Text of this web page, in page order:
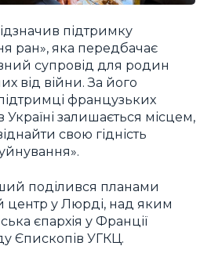
підтримку
ран», яка передбачає
супровід для родин
від війни. За його
французьких
Україні залишається місцем,
свою гідність
поділився планами
центр у Люрді, над яким
єпархія у Франції
Єпископів УГКЦ.